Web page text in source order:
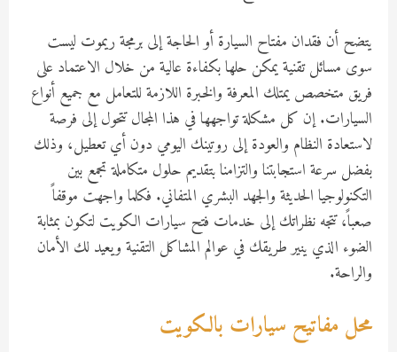
يتضح أن فقدان مفتاح السيارة أو الحاجة إلى برمجة ريموت ليست
سوى مسائل تقنية يمكن حلها بكفاءة عالية من خلال الاعتماد على
فريق متخصص يمتلك المعرفة والخبرة اللازمة للتعامل مع جميع أنواع
السيارات. إن كل مشكلة تواجهها في هذا المجال تتحول إلى فرصة
لاستعادة النظام والعودة إلى روتينك اليومي دون أي تعطيل، وذلك
بفضل سرعة استجابتنا والتزامنا بتقديم حلول متكاملة تجمع بين
التكنولوجيا الحديثة والجهد البشري المتفاني. فكلما واجهت موقفاً
صعباً، تتجه نظراتك إلى خدمات فتح سيارات الكويت لتكون بمثابة
الضوء الذي ينير طريقك في عوالم المشاكل التقنية ويعيد لك الأمان
والراحة.
محل مفاتيح سيارات بالكويت